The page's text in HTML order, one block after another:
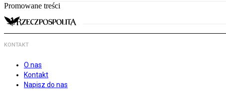
Promowane treści
KONTAKT
O nas
Kontakt
Napisz do nas